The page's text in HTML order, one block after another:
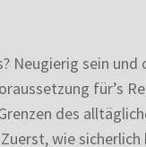
Neugierig sein
für’s
des
wie sicherlich